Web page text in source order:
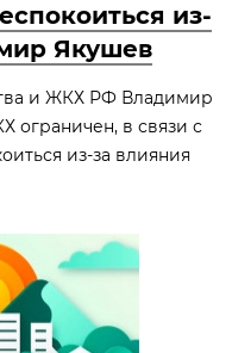
из-
Якушев
и ЖКХ РФ Владимир
ограничен, в связи с
из-за влияния